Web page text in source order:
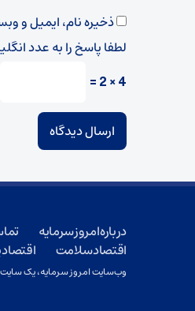
ذخیره نام، ایمیل و
لطفا پاسخ را به عدد
4 × 2 =
درباره امروز سرمایه
اقتصاد سلامت
وب‌سایت امروز سرمایه، یک